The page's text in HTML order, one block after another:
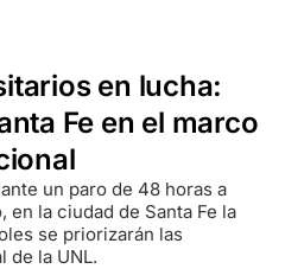
en lucha:
Fe en el marco
un paro de 48 horas a
la ciudad de Santa Fe la
se priorizarán las
de la UNL.